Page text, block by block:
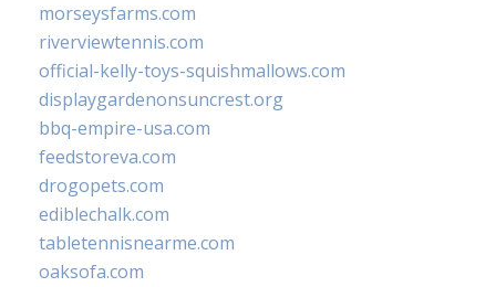
morseysfarms.com
riverviewtennis.com
official-kelly-toys-squishmallows.com
displaygardenonsuncrest.org
bbq-empire-usa.com
feedstoreva.com
drogopets.com
ediblechalk.com
tabletennisnearme.com
oaksofa.com